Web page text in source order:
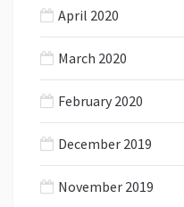
April 2020
March 2020
February 2020
December 2019
November 2019